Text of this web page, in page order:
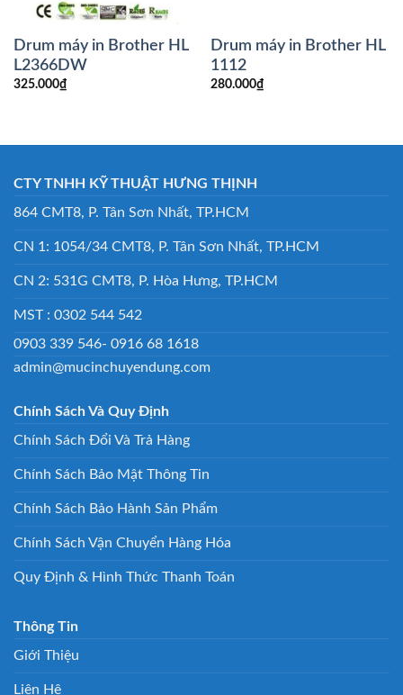
Drum máy in Brother HL
L2366DW
325.000₫
Drum máy in Brother HL
1112
280.000₫
CTY TNHH KỸ THUẬT HƯNG THỊNH
864 CMT8, P. Tân Sơn Nhất, TP.HCM
CN 1: 1054/34 CMT8, P. Tân Sơn Nhất, TP.HCM
CN 2: 531G CMT8, P. Hòa Hưng, TP.HCM
MST : 0302 544 542
0903 339 546- 0916 68 1618
admin@mucinchuyendung.com
Chính Sách Và Quy Định
Chính Sách Đổi Và Trả Hàng
Chính Sách Bảo Mật Thông Tin
Chính Sách Bảo Hành Sản Phẩm
Chính Sách Vận Chuyển Hàng Hóa
Quy Định & Hình Thức Thanh Toán
Thông Tin
Giới Thiệu
Liên Hệ